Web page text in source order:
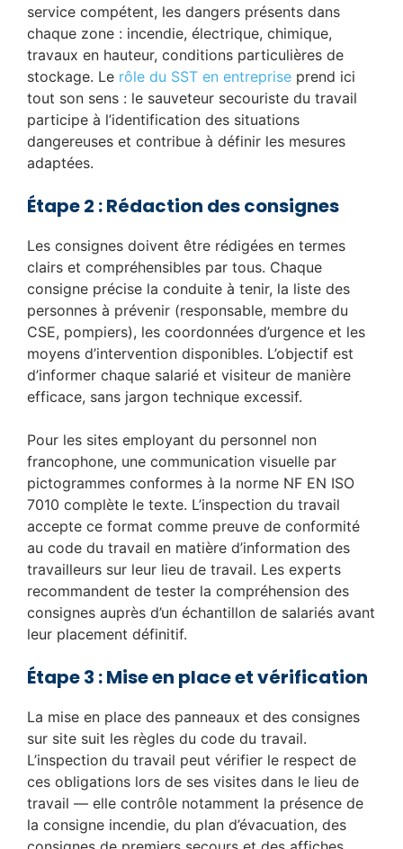
service compétent, les dangers présents dans
chaque zone : incendie, électrique, chimique,
travaux en hauteur, conditions particulières de
stockage. Le rôle du SST en entreprise prend ici
tout son sens : le sauveteur secouriste du travail
participe à l’identification des situations
dangereuses et contribue à définir les mesures
adaptées.
Étape 2 : Rédaction des consignes
Les consignes doivent être rédigées en termes
clairs et compréhensibles par tous. Chaque
consigne précise la conduite à tenir, la liste des
personnes à prévenir (responsable, membre du
CSE, pompiers), les coordonnées d’urgence et les
moyens d’intervention disponibles. L’objectif est
d’informer chaque salarié et visiteur de manière
efficace, sans jargon technique excessif.
Pour les sites employant du personnel non
francophone, une communication visuelle par
pictogrammes conformes à la norme NF EN ISO
7010 complète le texte. L’inspection du travail
accepte ce format comme preuve de conformité
au code du travail en matière d’information des
travailleurs sur leur lieu de travail. Les experts
recommandent de tester la compréhension des
consignes auprès d’un échantillon de salariés avant
leur placement définitif.
Étape 3 : Mise en place et vérification
La mise en place des panneaux et des consignes
sur site suit les règles du code du travail.
L’inspection du travail peut vérifier le respect de
ces obligations lors de ses visites dans le lieu de
travail — elle contrôle notamment la présence de
la consigne incendie, du plan d’évacuation, des